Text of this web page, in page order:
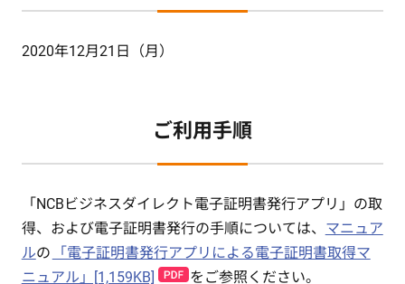
2020年12月21日（月）
ご利用手順
「NCBビジネスダイレクト電子証明書発行アプリ」の取
得、および電子証明書発行の手順については、 マニュア
ルの
「電子証明書発行アプリによる電子証明書取得マ
ニュアル」[1,159KB]
をご参照ください。